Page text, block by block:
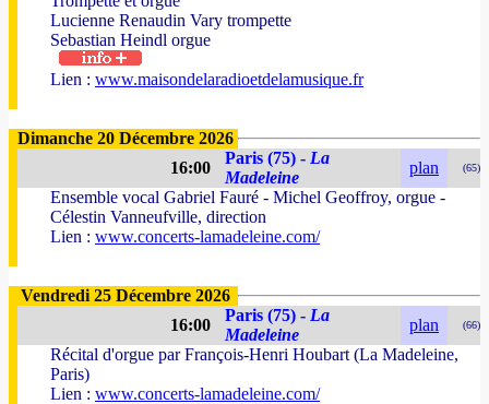
Lucienne Renaudin Vary trompette
Sebastian Heindl orgue
Lien : www.maisondelaradioetdelamusique.fr
Dimanche 20 Décembre 2026
16:00
Paris (75) - La
Madeleine
plan (65)
Ensemble vocal Gabriel Fauré - Michel Geoffroy, orgue -
Célestin Vanneufville, direction
Lien : www.concerts-lamadeleine.com/
Vendredi 25 Décembre 2026
16:00
Paris (75) - La
Madeleine
plan (66)
Récital d'orgue par François-Henri Houbart (La Madeleine,
Paris)
Lien : www.concerts-lamadeleine.com/